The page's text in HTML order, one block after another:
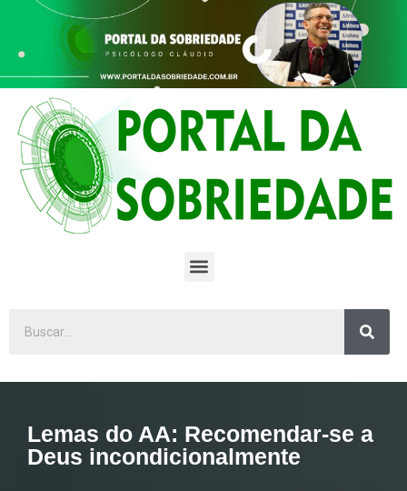
Lemas do AA: Recomendar-se a
Deus incondicionalmente